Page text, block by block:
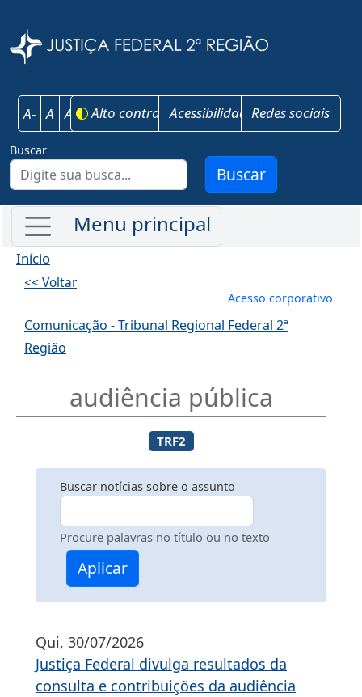
A- A A+ Alto contrasteAcessibilidadeRedes sociais
Buscar
Buscar
Início
<< Voltar
Menu de
Acesso corporativo
Comunicação - Tribunal Regional Federal 2ª
Região
audiência pública
TRF2
Buscar notícias sobre o assunto
Procure palavras no título ou no texto
Aplicar
Qui, 30/07/2026
Justiça Federal divulga resultados da
consulta e contribuições da audiência